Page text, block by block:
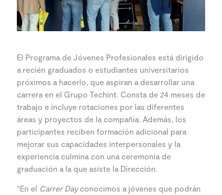
El Programa de Jóvenes Profesionales está dirigido
a recién graduados o estudiantes universitarios
próximos a hacerlo, que aspiran a desarrollar una
carrera en el Grupo Techint. Consta de 24 meses de
trabajo e incluye rotaciones por las diferentes
áreas y proyectos de la compañía. Además, los
participantes reciben formación adicional para
mejorar sus capacidades interpersonales y la
experiencia culmina con una ceremonia de
graduación a la que asiste la Dirección.
“En el Carrer Dayconocimos a jóvenes que podrán